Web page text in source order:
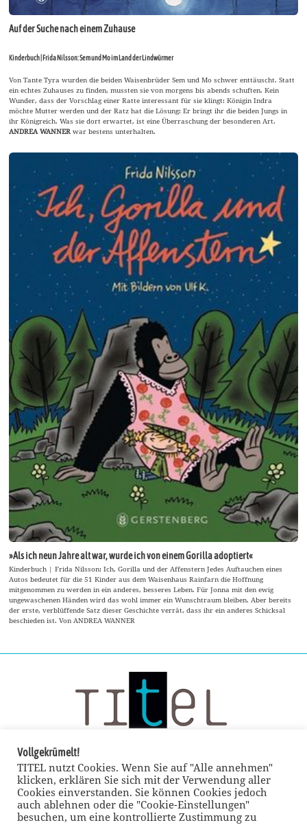
Auf der Suche nach einem Zuhause
Kinderbuch | Frida Nilsson: Sem und Mo im Land der Lindwürmer
Von Tante Tyra wurden die beiden Waisenbrüder Sem und Mo schwer enttäuscht. Statt
ein echtes Zuhauses zu finden, mussten sie von morgens bis abends schuften. Kein
Wunder, dass der Vorschlag einer Ratte interessant für sie klingt: Königin Indra
möchte Mutter werden und der Ratz hat die Lösung: Er bringt ihr die beiden Jungs in
ihr Königreich. Was sie dort erwartet, ist eine Überraschung der besonderen Art.
ANDREA WANNERwar bestens unterhalten.
»Als ich neun Jahre alt war, wurde ich von einem Gorilla adoptiert«
Kinderbuch | Frida Nilsson: Ich, Gorilla und der Affenstern Jedes Auftauchen eines
Autos bedeutet für die 51 Kinder aus dem Waisenhaus Rainfarn die Hoffnung
mitgenommen zu werden in ein anderes, besseres Leben. Für Jonna mit den ewig
ungewaschenen Händen wird das wohl immer ein Wunschtraum bleiben. Aber bereits
der erste, verblüffende Satz dieser Geschichte verrät, dass ihr ein anderes Schicksal
beschieden ist. Von ANDREA WANNER
Vollgekrümelt!
TITEL nutzt Cookies. Wenn Sie auf "Alle annehmen"
klicken, erklären Sie sich mit der Verwendung aller
Cookies einverstanden. Sie können Cookies jedoch
auch ablehnen oder die "Cookie-Einstellungen"
besuchen, um eine kontrollierte Zustimmung zu